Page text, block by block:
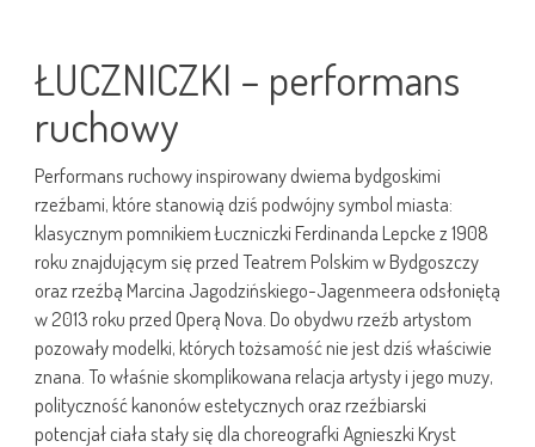
ŁUCZNICZKI – performans
ruchowy
Performans ruchowy inspirowany dwiema bydgoskimi
rzeźbami, które stanowią dziś podwójny symbol miasta:
klasycznym pomnikiem Łuczniczki Ferdinanda Lepcke z 1908
roku znajdującym się przed Teatrem Polskim w Bydgoszczy
oraz rzeźbą Marcina Jagodzińskiego-Jagenmeera odsłoniętą
w 2013 roku przed Operą Nova. Do obydwu rzeźb artystom
pozowały modelki, których tożsamość nie jest dziś właściwie
znana. To właśnie skomplikowana relacja artysty i jego muzy,
polityczność kanonów estetycznych oraz rzeźbiarski
potencjał ciała stały się dla choreografki Agnieszki Kryst